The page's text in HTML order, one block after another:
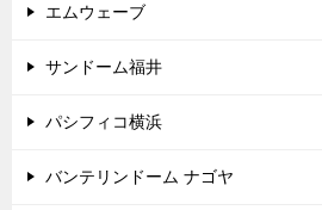
エムウェーブ
サンドーム福井
パシフィコ横浜
バンテリンドーム ナゴヤ